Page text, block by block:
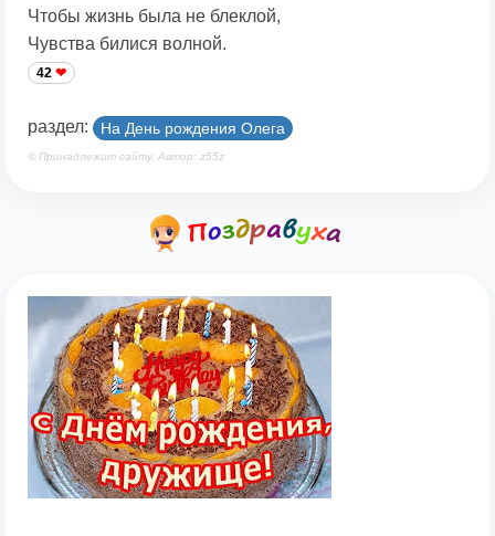
Чтобы жизнь была не блеклой,
Чувства билися волной.
42
раздел: На День рождения Олега
© Принадлежит сайту. Автор: z55z